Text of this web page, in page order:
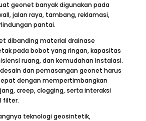
geonet banyak digunakan pada
jalan raya, tambang, reklamasi,
pantai.
dibanding material drainase
pada bobot yang ringan, kapasitas
ruang, dan kemudahan instalasi.
dan pemasangan geonet harus
dengan mempertimbangkan
creep, clogging, serta interaksi
filter.
teknologi geosintetik,